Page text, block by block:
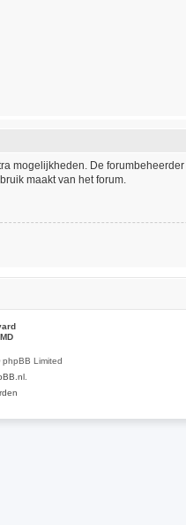
mogelijkheden. De
maakt van het forum.
Limited